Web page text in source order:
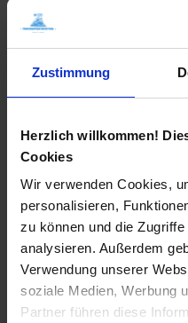
Zustimmung
Herzlich willkommen!
Cookies
Wir verwenden Cookies,
personalisieren,
zu können und die
analysieren. Außerdem
Verwendung unserer
soziale Medien, Werbung
Partner führen diese
Transsib Preise & Kosten
Privatunterkunft
Mongolei erleben
Fähre Wladiwostok –
Mögliche Transsib Routen
Moskau – Peking
Peking – Moskau
St. Petersburg – Irkutsk
Moskau – Ulaan Baatar
Moskau – Wladiwostok
Transsib-Gruppenreisen
Im Linienzug
Im Sonderzug Zarengold
Katalogbestellung